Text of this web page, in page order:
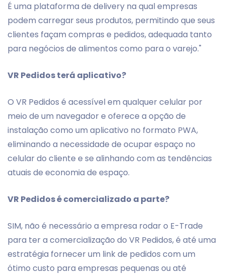
É uma plataforma de delivery na qual empresas
podem carregar seus produtos, permitindo que seus
clientes façam compras e pedidos, adequada tanto
para negócios de alimentos como para o varejo."
VR Pedidos terá aplicativo?
O VR Pedidos é acessível em qualquer celular por
meio de um navegador e oferece a opção de
instalação como um aplicativo no formato PWA,
eliminando a necessidade de ocupar espaço no
celular do cliente e se alinhando com as tendências
atuais de economia de espaço.
VR Pedidos é comercializado a parte?
SIM, não é necessário a empresa rodar o E-Trade
para ter a comercialização do VR Pedidos, é até uma
estratégia fornecer um link de pedidos com um
ótimo custo para empresas pequenas ou até